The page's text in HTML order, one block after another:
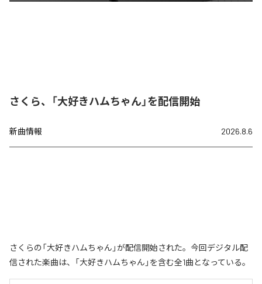
さくら、「大好きハムちゃん」を配信開始
新曲情報 2026.8.6
さくらの「大好きハムちゃん」が配信開始された。今回デジタル配
信された楽曲は、「大好きハムちゃん」を含む全1曲となっている。